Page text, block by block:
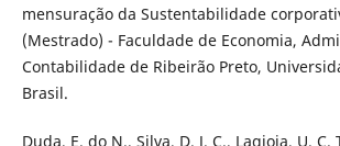
mensuração da Sustentabilidade
(Mestrado) - Faculdade de Economia,
Contabilidade de Ribeirão Preto,
Brasil.
Duda, E. do N., Silva, D. J. C., Lagioia, U. C.